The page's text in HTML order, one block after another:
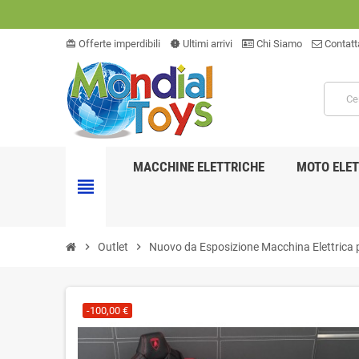
card_giftcard Offerte imperdibili new_releases Ultimi arrivi Chi Siamo
view_headline
MACCHINE ELETTRICHE MOTO
chevron_right Outlet chevron_right Nuovo da Esposizione Macchina
-100,00 €